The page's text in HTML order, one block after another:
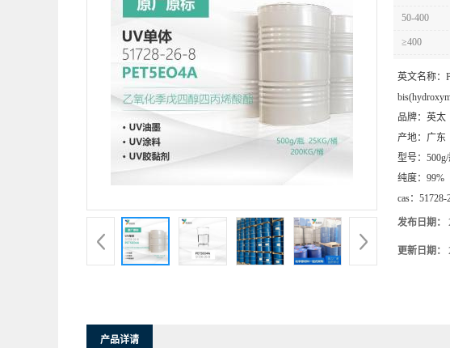
50-400
≥400
英文名称：
品牌： 英太
产地： 广东
型号：
纯度： 99%
cas： 51728-
发布日期：
更新日期：
产品详请